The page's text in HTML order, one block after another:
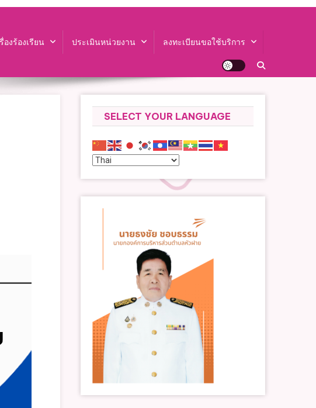
องร้องเรียน ประเมินหน่วยงาน ลงทะเบียนขอใช้บริการ
SELECT YOUR LANGUAGE